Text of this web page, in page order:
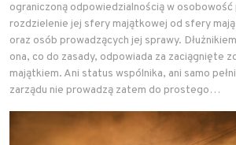
ograniczoną odpowiedzialnością w osobowość
rozdzielenie jej sfery majątkowej od sfery
oraz osób prowadzących jej sprawy.
ona, co do zasady, odpowiada za zaciągnięte
majątkiem. Ani status wspólnika, ani samo
zarządu nie prowadzą zatem do prostego…